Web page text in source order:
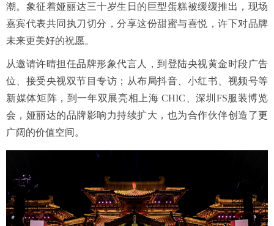
潮。象征着娅丽达三十岁生日的巨型蛋糕被缓缓推出，现场
嘉宾代表共同执刀切分，分享这份甜蜜与喜悦，许下对品牌
未来更美好的祝愿。
从邀请许晴担任品牌形象代言人，到登陆央视黄金时段广告
位、接受央视双节目专访；从布局抖音、小红书、视频号等
新媒体矩阵，到一年双展亮相上海 CHIC、深圳FS服装博览
会，娅丽达的品牌影响力持续扩大，也为合作伙伴创造了更
广阔的价值空间。